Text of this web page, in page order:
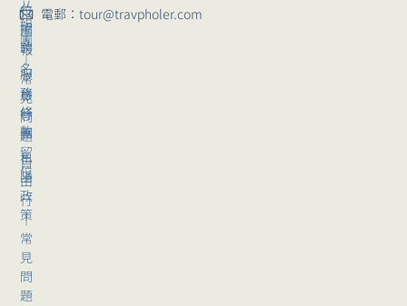
電郵：tour@travpholer.com
行
團
報
名
旅
行
團
留
位
組
團
｜
常
見
問
題
自
由
行
｜
常
見
問
題
位
招
聘
服
務
條
款
私
隱
政
策